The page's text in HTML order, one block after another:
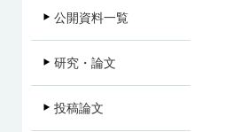
公開資料一覧
研究・論文
投稿論文